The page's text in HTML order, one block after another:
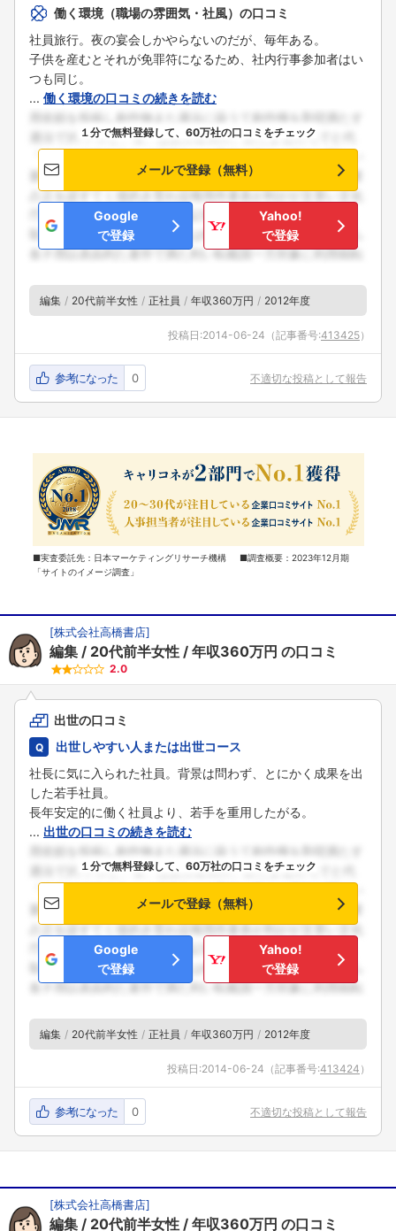
働く環境（職場の雰囲気・社風）の口コミ
社員旅行。夜の宴会しかやらないのだが、毎年ある。
子供を産むとそれが免罪符になるため、社内行事参加者はい
つも同じ。
... 働く環境の口コミの続きを読む
１分で無料登録して、60万社の口コミをチェック
メールで登録（無料）
Google
で登録
Yahoo!
で登録
編集 20代前半女性 正社員 年収360万円 2012年度
投稿日:2014-06-24 （記事番号:413425）
参考になった 0 不適切な投稿として報告
■実査委託先：日本マーケティングリサーチ機構 ■調査概要：2023年12月期
「サイトのイメージ調査」
[株式会社高橋書店]
編集 20代前半女性 年収360万円 の口コミ
2.0
出世の口コミ
出世しやすい人または出世コース
社長に気に入られた社員。背景は問わず、とにかく成果を出
した若手社員。
長年安定的に働く社員より、若手を重用したがる。
... 出世の口コミの続きを読む
１分で無料登録して、60万社の口コミをチェック
メールで登録（無料）
Google
で登録
Yahoo!
で登録
編集 20代前半女性 正社員 年収360万円 2012年度
投稿日:2014-06-24 （記事番号:413424 ）
参考になった 0 不適切な投稿として報告
[株式会社高橋書店]
編集 20代前半女性 年収360万円 の口コミ